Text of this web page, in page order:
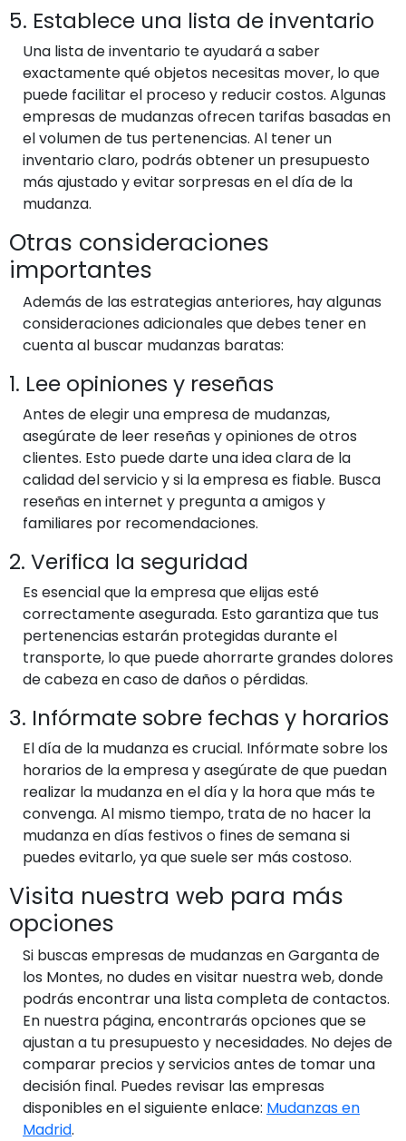
5. Establece una lista de inventario
Una lista de inventario te ayudará a saber
exactamente qué objetos necesitas mover, lo que
puede facilitar el proceso y reducir costos. Algunas
empresas de mudanzas ofrecen tarifas basadas en
el volumen de tus pertenencias. Al tener un
inventario claro, podrás obtener un presupuesto
más ajustado y evitar sorpresas en el día de la
mudanza.
Otras consideraciones
importantes
Además de las estrategias anteriores, hay algunas
consideraciones adicionales que debes tener en
cuenta al buscar mudanzas baratas:
1. Lee opiniones y reseñas
Antes de elegir una empresa de mudanzas,
asegúrate de leer reseñas y opiniones de otros
clientes. Esto puede darte una idea clara de la
calidad del servicio y si la empresa es fiable. Busca
reseñas en internet y pregunta a amigos y
familiares por recomendaciones.
2. Verifica la seguridad
Es esencial que la empresa que elijas esté
correctamente asegurada. Esto garantiza que tus
pertenencias estarán protegidas durante el
transporte, lo que puede ahorrarte grandes dolores
de cabeza en caso de daños o pérdidas.
3. Infórmate sobre fechas y horarios
El día de la mudanza es crucial. Infórmate sobre los
horarios de la empresa y asegúrate de que puedan
realizar la mudanza en el día y la hora que más te
convenga. Al mismo tiempo, trata de no hacer la
mudanza en días festivos o fines de semana si
puedes evitarlo, ya que suele ser más costoso.
Visita nuestra web para más
opciones
Si buscas empresas de mudanzas en Garganta de
los Montes, no dudes en visitar nuestra web, donde
podrás encontrar una lista completa de contactos.
En nuestra página, encontrarás opciones que se
ajustan a tu presupuesto y necesidades. No dejes de
comparar precios y servicios antes de tomar una
decisión final. Puedes revisar las empresas
disponibles en el siguiente enlace: Mudanzas en
Madrid.